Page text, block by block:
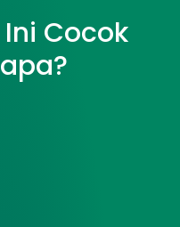
Cocok